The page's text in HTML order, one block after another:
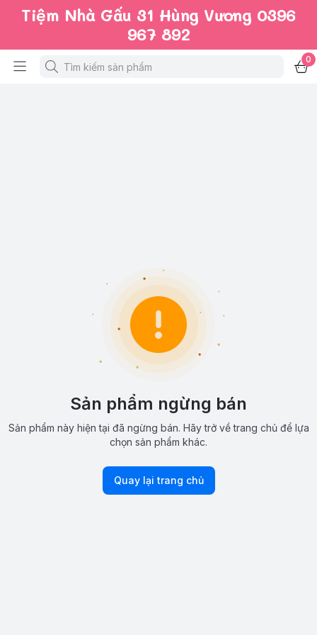
Tiệm Nhà Gấu 31 Hùng Vương 0396
967 892
0
Sản phẩm ngừng bán
Sản phẩm này hiện tại đã ngừng bán. Hãy trở về trang chủ để lựa
chọn sản phẩm khác.
Quay lại trang chủ